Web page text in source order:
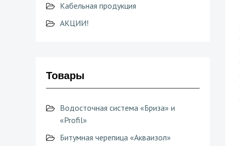
Кабельная продукция
АКЦИИ!
Товары
Водосточная система «Бриза» и
«Profil»
Битумная черепица «Акваизол»